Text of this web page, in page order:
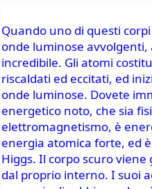
Quando uno di questi
onde luminose avvolgenti,
incredibile. Gli atomi
riscaldati ed eccitati, ed
onde luminose. Dovete
energetico noto, che sia
elettromagnetismo, è
energia atomica forte, ed
Higgs. Il corpo scuro
dal proprio interno. I suoi